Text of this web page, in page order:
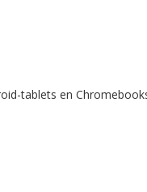
tablets en